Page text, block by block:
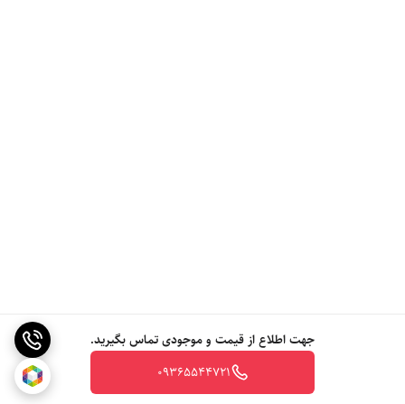
جهت اطلاع از قیمت و موجودی تماس بگیرید.
09365544721